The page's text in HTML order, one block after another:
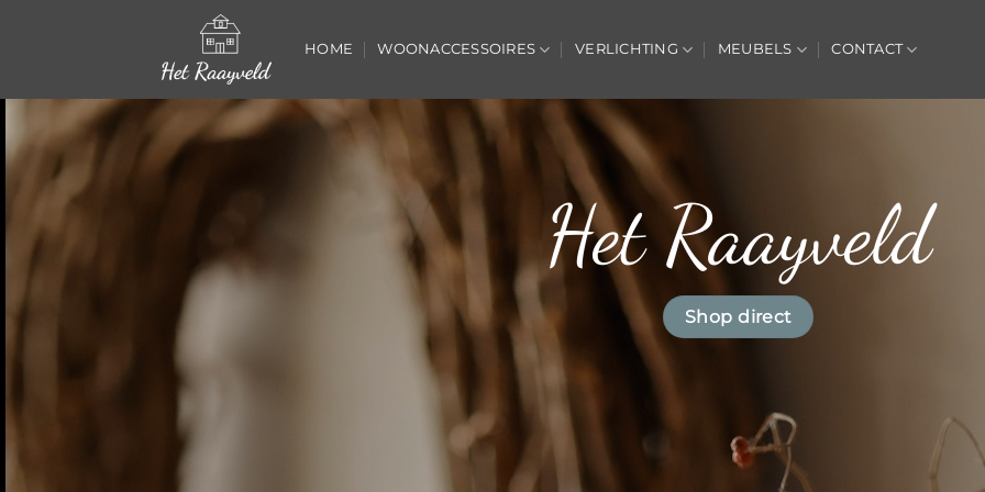
HOME WOONACCESSOIRES VERLICHTING MEUBELS CONTACT
Het Raayveld
Shop direct